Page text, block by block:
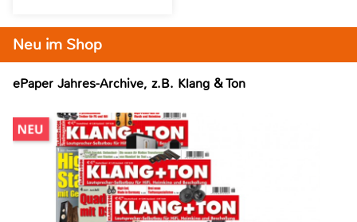
Neu im Shop
ePaper Jahres-Archive, z.B. Klang & Ton